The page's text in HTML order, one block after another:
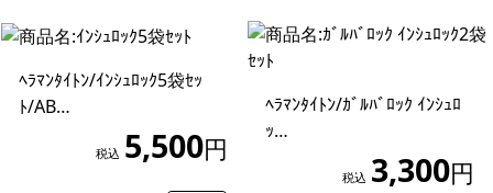
ﾍﾗﾏﾝﾀｲﾄﾝ/ｲﾝｼｭﾛｯｸ5袋ｾｯ
ﾄ/AB…
税込 5,500円
ﾍﾗﾏﾝﾀｲﾄﾝ/ｶﾞﾙﾊﾞﾛｯｸ ｲﾝｼｭﾛ
ｯ…
税込 3,300円